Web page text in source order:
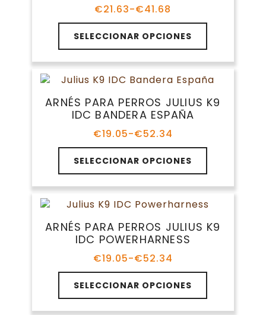
pueden
elegir
la
página
de
producto
€21.63-€41.68
Rango
de
precios:
desde
€21.63
hasta
€41.68
SELECCIONAR OPCIONES
Este
producto
tiene
múltiples
variantes.
Las
opciones
pueden
elegir
la
página
de
producto
ARNÉS PARA PERROS JULIUS K9
IDC BANDERA ESPAÑA
€19.05-€52.34
Rango
de
precios:
desde
€19.05
hasta
€52.34
SELECCIONAR OPCIONES
Este
producto
tiene
múltiples
variantes.
Las
opciones
pueden
elegir
la
página
ARNÉS PARA PERROS JULIUS K9
IDC POWERHARNESS
€19.05-€52.34
Rango
de
precios:
desde
€19.05
SELECCIONAR OPCIONES
Este
producto
tiene